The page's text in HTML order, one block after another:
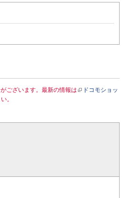
ございます。最新の情報は
ドコモショッ
。